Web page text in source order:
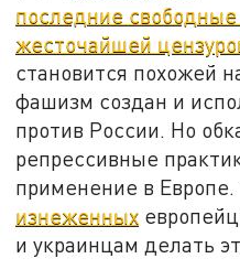
последние
жесточайшей
становится похожей
фашизм создан и
против России. Но
репрессивные
применение в Европе.
изнеженных
и украинцам делать